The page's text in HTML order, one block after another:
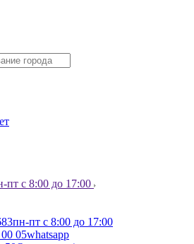
пт с 8:00 до 17:00
пн-пт с 8:00 до 17:00
05whatsapp